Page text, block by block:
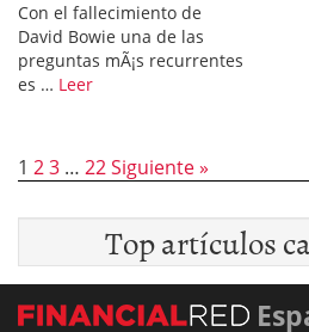
Con el fallecimiento de
David Bowie una de las
preguntas mÃ¡s recurrentes
es … Leer
1 23 … 22Siguiente »
Top artículos